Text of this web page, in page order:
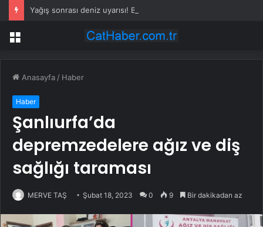
Menü
Anasayfa / Haber
Haber
Şanlıurfa’da
depremzedelere ağız ve diş
sağlığı taraması
MERVE TAŞ Şubat 18, 2023 0 9 Bir dakikadan az